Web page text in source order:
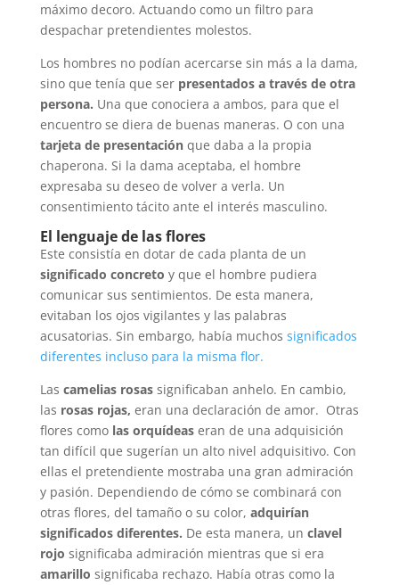
máximo decoro. Actuando como un filtro para
despachar pretendientes molestos.
Los hombres no podían acercarse sin más a la dama,
sino que tenía que ser presentados a través de otra
persona. Una que conociera a ambos, para que el
encuentro se diera de buenas maneras. O con una
tarjeta de presentaciónque daba a la propia
chaperona. Si la dama aceptaba, el hombre
expresaba su deseo de volver a verla. Un
consentimiento tácito ante el interés masculino.
El lenguaje de las flores
Este consistía en dotar de cada planta de un
significado concreto y que el hombre pudiera
comunicar sus sentimientos. De esta manera,
evitaban los ojos vigilantes y las palabras
acusatorias. Sin embargo, había muchos significados
diferentes incluso para la misma flor.
Las camelias rosassignificaban anhelo. En cambio,
las rosas rojas, eran una declaración de amor. Otras
flores comolas orquídeaseran de una adquisición
tan difícil que sugerían un alto nivel adquisitivo. Con
ellas el pretendiente mostraba una gran admiración
y pasión. Dependiendo de cómo se combinará con
otras flores, del tamaño o su color, adquirían
significados diferentes. De esta manera, un clavel
rojo significaba admiración mientras que si era
amarillo significaba rechazo. Había otras como la